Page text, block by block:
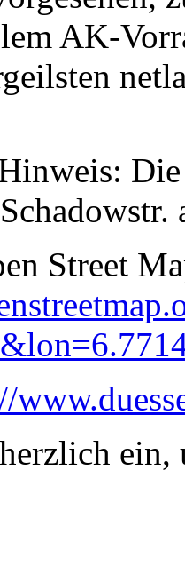
AK-
Street
ein,